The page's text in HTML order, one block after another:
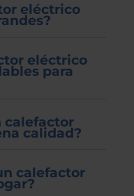
eléctrico
eléctrico
para
calefactor
calidad?
calefactor